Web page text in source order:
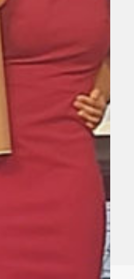
per a tothom. Gràcies,
Sol, Núria Petit i Manal
d’enguany en